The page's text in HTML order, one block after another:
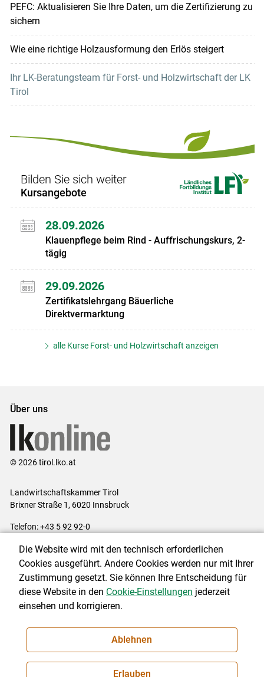
PEFC: Aktualisieren Sie Ihre Daten, um die Zertifizierung zu
sichern
Wie eine richtige Holzausformung den Erlös steigert
Ihr LK-Beratungsteam für Forst- und Holzwirtschaft der LK
Tirol
Bilden Sie sich weiter
Kursangebote
28.09.2026
Klauenpflege beim Rind - Auffrischungskurs, 2-
tägig
29.09.2026
Zertifikatslehrgang Bäuerliche
Direktvermarktung
alle Kurse Forst- und Holzwirtschaft anzeigen
Über uns
© 2026 tirol.lko.at
Landwirtschaftskammer Tirol
Brixner Straße 1, 6020 Innsbruck
Telefon: +43 5 92 92-0
Impressum|Kontakt|Datenschutzerklärung|Barrierefreiheit|
Cookie-Einstellungen
NEWSLETTER
Die Website wird mit den technisch erforderlichen
Cookies ausgeführt. Andere Cookies werden nur mit Ihrer
Zustimmung gesetzt. Sie können Ihre Entscheidung für
diese Website in den Cookie-Einstellungen jederzeit
einsehen und korrigieren.
Ablehnen
Erlauben